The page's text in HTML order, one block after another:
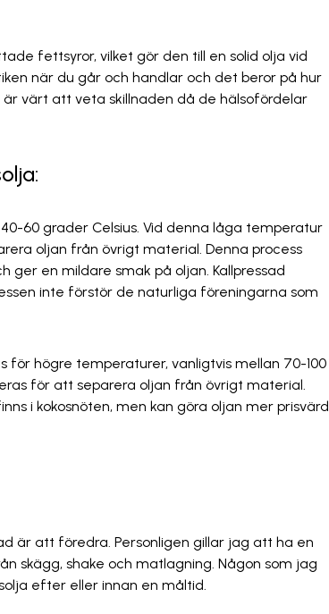
fettsyror, vilket gör den till en solid olja vid
när du går och handlar och det beror på hur
är värt att veta skillnaden då de hälsofördelar
60 grader Celsius. Vid denna låga temperatur
oljan från övrigt material. Denna process
ger en mildare smak på oljan. Kallpressad
inte förstör de naturliga föreningarna som
för högre temperaturer, vanligtvis mellan 70-100
för att separera oljan från övrigt material.
i kokosnöten, men kan göra oljan mer prisvärd
är att föredra. Personligen gillar jag att ha en
skägg, shake och matlagning. Någon som jag
efter eller innan en måltid.